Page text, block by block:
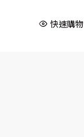
快速購物